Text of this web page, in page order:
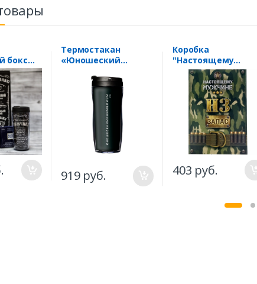
бокс
37
Термостакан
«Юношеский
черной крышкой
919 руб.
Коробка
"Настоящему
мужчине"
403 руб.